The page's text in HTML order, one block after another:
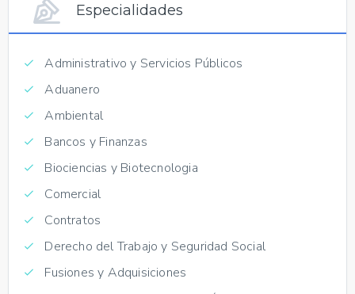
Especialidades
Administrativo y Servicios Públicos
Aduanero
Ambiental
Bancos y Finanzas
Biociencias y Biotecnologia
Comercial
Contratos
Derecho del Trabajo y Seguridad Social
Fusiones y Adquisiciones